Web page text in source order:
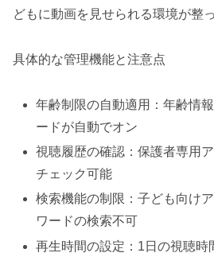
どもに動画を見せられる環境が整
具体的な管理機能と注意点
年齢制限の自動適用：年齢情
ードが自動でオン
視聴履歴の確認：保護者専用
チェック可能
検索機能の制限：子ども向け
ワードの検索不可
再生時間の設定：1日の視聴時